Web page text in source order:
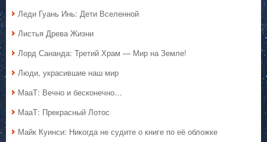
Леди Гуань Инь: Дети Вселенной
Листья Древа Жизни
Лорд Сананда: Третий Храм — Мир на Земле!
Люди, украсившие наш мир
МааТ: Вечно и бесконечно…
МааТ: Прекрасный Лотос
Майк Куинси: Никогда не судите о книге по её обложке